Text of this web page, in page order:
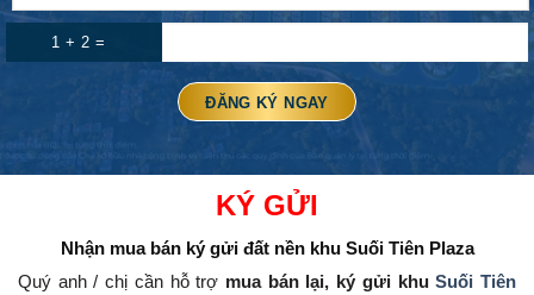
1 + 2 =
KÝ GỬI
Nhận mua bán ký gửi đất nềnkhu Suối Tiên Plaza
Quý anh / chị cần hỗ trợ mua bán lại, ký gửi khuSuối Tiên